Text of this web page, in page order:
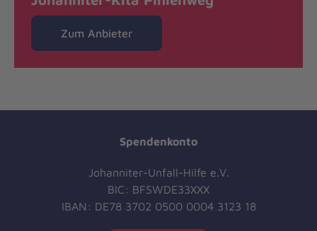
Zum Anbieter
Spendenkonto
Johanniter-Unfall-Hilfe e.V.
BIC: BFSWDE33XXX
IBAN: DE78 3702 0500 0004 3123 18